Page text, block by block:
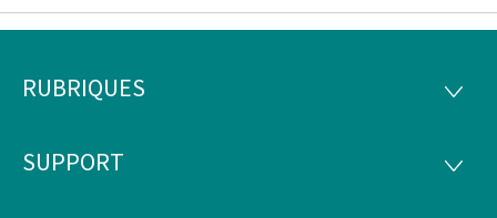
Pied
page
RUBRIQUES
SUPPORT